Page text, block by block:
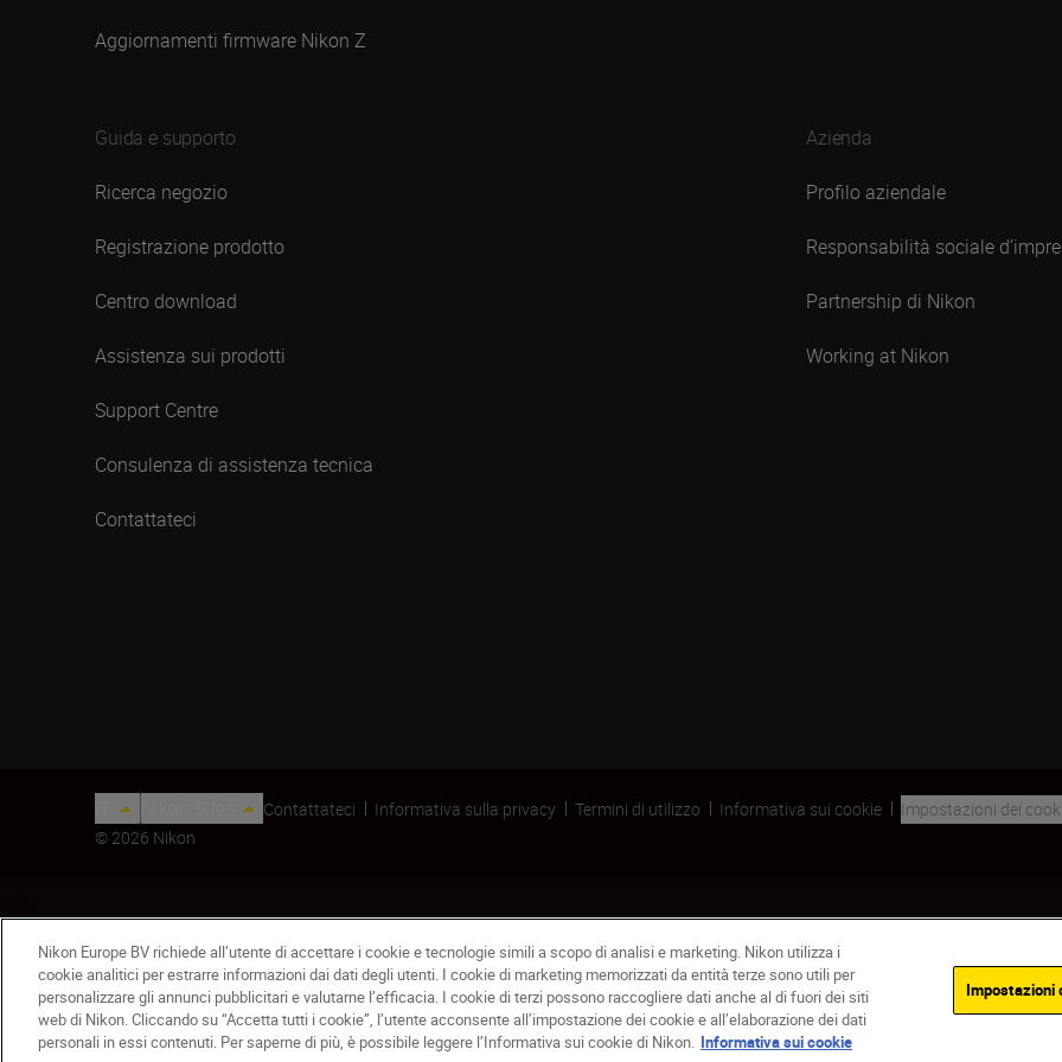
EZ-Micro Out of stock
Aggiornamenti firmware Nikon Z
Guida e supporto
Ricerca negozio
Registrazione prodotto
Centro download
Assistenza sui prodotti
Support Centre
Consulenza di assistenza tecnica
Contattateci
Azienda
Profilo aziendale
Responsabilità sociale
Partnership di Nikon
Working at Nikon
Contattateci Informativa sulla privacy Termini di utilizzo Informativa sui cookie
Impostazioni dei
© 2026 Nikon
Nikon Europe BV richiede all’utente di accettare i cookie e tecnologie simili a scopo di analisi e marketing. Nikon utilizza i
cookie analitici per estrarre informazioni dai dati degli utenti. I cookie di marketing memorizzati da entità terze sono utili per
personalizzare gli annunci pubblicitari e valutarne l’efficacia. I cookie di terzi possono raccogliere dati anche al di fuori dei siti
web di Nikon. Cliccando su “Accetta tutti i cookie”, l’utente acconsente all’impostazione dei cookie e all’elaborazione dei dati
personali in essi contenuti. Per saperne di più, è possibile leggere l’Informativa sui cookie di Nikon. Informativa sui cookie
Impostazioni